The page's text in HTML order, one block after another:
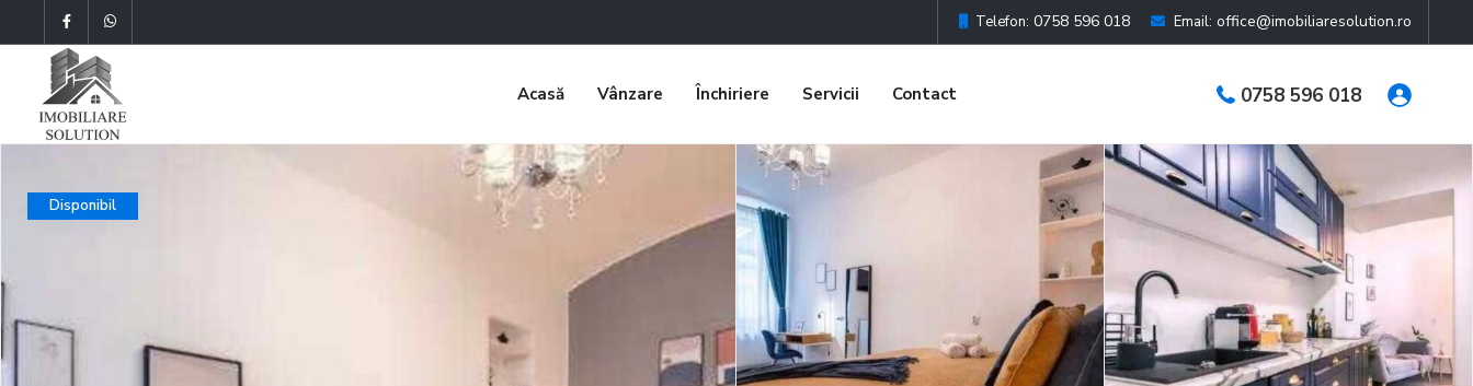
Telefon: 0758 596 018 Email: office@imobiliaresolution.ro
0758 596 018
Acasă Vânzare Închiriere Servicii Contact
Disponibil